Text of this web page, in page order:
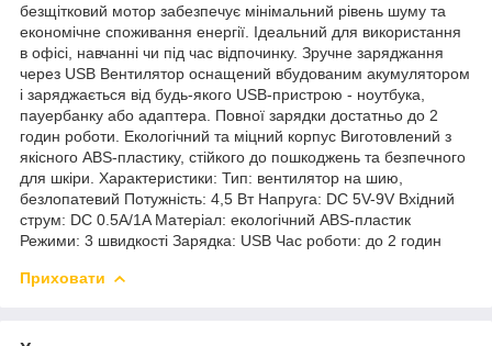
безщітковий мотор забезпечує мінімальний рівень шуму та
економічне споживання енергії. Ідеальний для використання
в офісі, навчанні чи під час відпочинку. Зручне заряджання
через USB Вентилятор оснащений вбудованим акумулятором
і заряджається від будь-якого USB-пристрою - ноутбука,
пауербанку або адаптера. Повної зарядки достатньо до 2
годин роботи. Екологічний та міцний корпус Виготовлений з
якісного ABS-пластику, стійкого до пошкоджень та безпечного
для шкіри. Характеристики: Тип: вентилятор на шию,
безлопатевий Потужність: 4,5 Вт Напруга: DC 5V-9V Вхідний
струм: DC 0.5A/1A Матеріал: екологічний ABS-пластик
Режими: 3 швидкості Зарядка: USB Час роботи: до 2 годин
Приховати